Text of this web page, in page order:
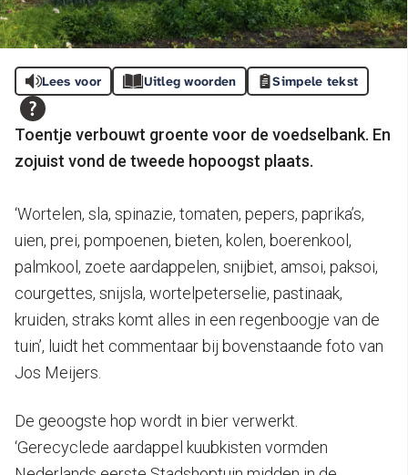
Lees voor Uitleg woorden Simpele tekst
Toentje verbouwt groente voor de voedselbank. En
zojuist vond de tweede hopoogst plaats.
‘Wortelen, sla, spinazie, tomaten, pepers, paprika’s,
uien, prei, pompoenen, bieten, kolen, boerenkool,
palmkool, zoete aardappelen, snijbiet, amsoi, paksoi,
courgettes, snijsla, wortelpeterselie, pastinaak,
kruiden, straks komt alles in een regenboogje van de
tuin’, luidt het commentaar bij bovenstaande foto van
Jos Meijers.
De geoogste hop wordt in bier verwerkt.
‘Gerecyclede aardappel kuubkisten vormden